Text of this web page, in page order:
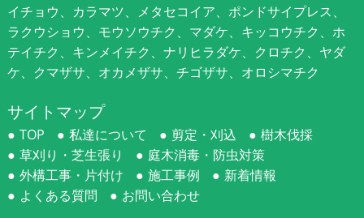
イチョウ、カラマツ、メタセコイア、ポンドサイプレス、
ラクウショウ、モウソウチク、マダケ、キッコウチク、ホ
テイチク、キンメイチク、ナリヒラダケ、クロチク、ヤダ
ケ、クマザサ、オカメザサ、チゴザサ、オロシマチク
サイトマップ
TOP 私達について 剪定・刈込
樹木伐採
草刈り・芝生張り
庭木消毒・防虫対策
外構工事・片付け
施工事例
新着情報
よくある質問
お問い合わせ